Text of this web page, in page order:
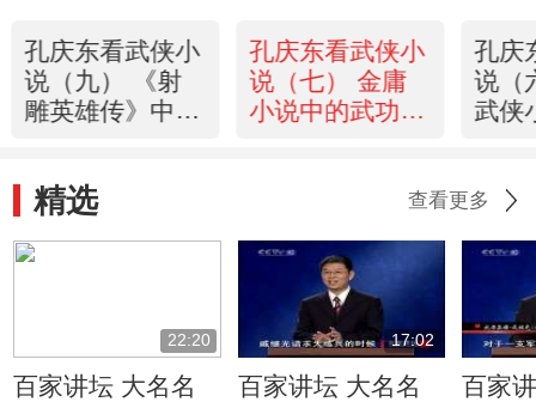
孔庆东看武侠小
说（九） 《射
雕英雄传》中的
孔庆东看武侠小
说（七） 金庸
小说中的武功
孔庆
说（
武侠
精选 查看更多
22:20
百家讲坛 大名名
17:02
百家讲坛 大名名
百家